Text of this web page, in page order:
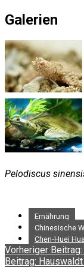
Galerien
Pelodiscus
Ernährung
Chinesische
Chen-Huei
Vorheriger
Beitrag: